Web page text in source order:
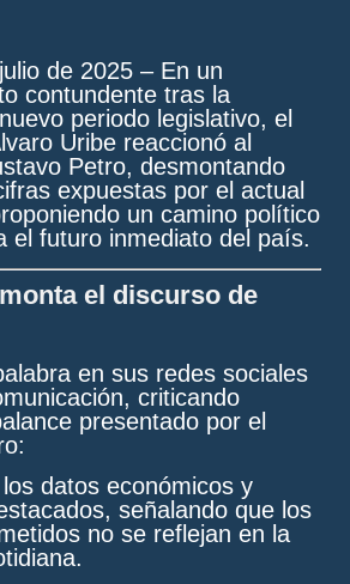
de 2025 – En un
contundente tras la
periodo legislativo, el
Uribe reaccionó al
Petro, desmontando
expuestas por el actual
un camino político
el futuro inmediato del país.
el discurso de
en sus redes sociales
criticando
presentado por el
datos económicos y
señalando que los
no se reflejan en la